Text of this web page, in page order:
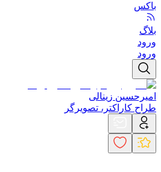
باکس
بلاگ
ورود
ورود
امیرحسین زینالی
طراح کاراکتر، تصویرگر